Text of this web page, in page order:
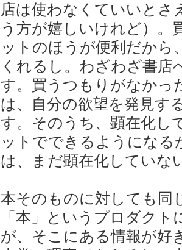
店は使わなくていいとさ
う方が嬉しいけれど）。
ットのほうが便利だから
くれるし。わざわざ書店
す。買うつもりがなかっ
は、自分の欲望を発見す
す。そのうち、顕在化し
ットでできるようにな
は、まだ顕在化していな
本そのものに対しても同
「本」というプロダク
が、そこにある情報が好